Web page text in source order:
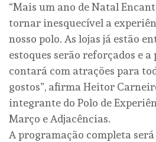
“Mais um ano de Natal
tornar inesquecível a
nosso polo. As lojas já estão
estoques serão reforçados e
contará com atrações para
gostos”, afirma Heitor
integrante do Polo de
Março e Adjacências.
A programação completa